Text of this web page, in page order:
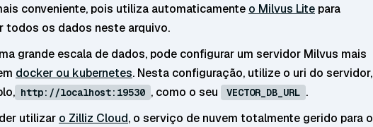
conveniente, pois utiliza automaticamente o Milvus Lite para
todos os dados neste arquivo.
grande escala de dados, pode configurar um servidor Milvus mais
docker ou kubernetes. Nesta configuração, utilize o uri do servidor,
http://localhost:19530 , como o seu VECTOR_DB_URL .
utilizar o Zilliz Cloud, o serviço de nuvem totalmente gerido para o